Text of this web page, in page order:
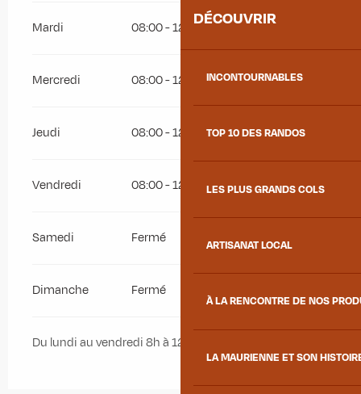
DÉCOUVRIR
INCONTOURNABLES
TOP 10 DES RANDOS
LES PLUS GRANDS COLS
ARTISANAT LOCAL
À LA RENCONTRE DE NOS
LA MAURIENNE ET SON
Mardi 08:00 - 12:00 13:30 - 17:30
Mercredi 08:00 - 12:00 13:30 - 17:30
Jeudi 08:00 - 12:00 13:30 - 17:30
Vendredi 08:00 - 12:00 13:30 - 17:30
Samedi Fermé
Dimanche Fermé
Du lundi au vendredi 8h à 12h et 13h30 à 17h30